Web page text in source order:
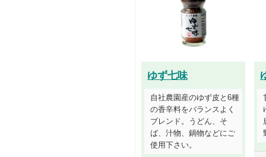
ゆず七味
自社農園産のゆず皮と6種
の香辛料をバランスよく
ブレンド。うどん、そ
ば、汁物、鍋物などにご
使用下さい。